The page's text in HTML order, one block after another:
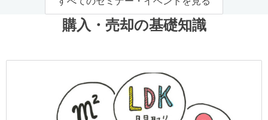
購入・売却の基礎知識